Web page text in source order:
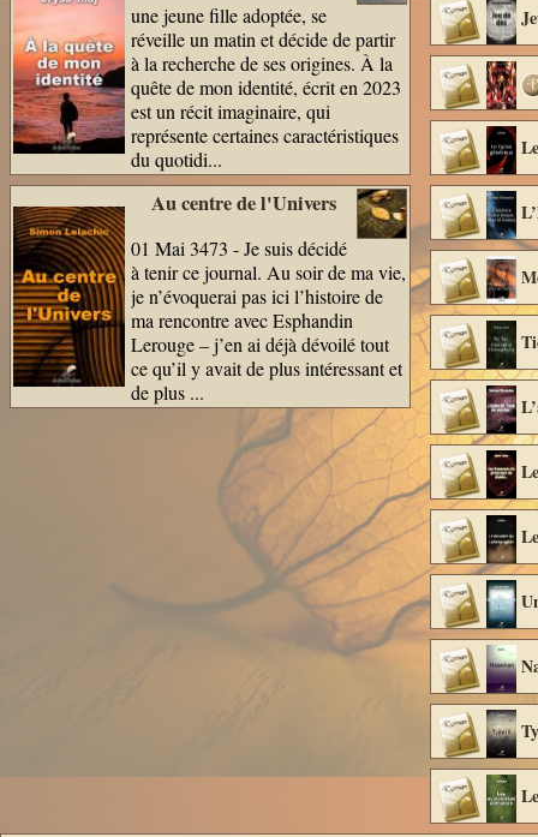
une jeune fille adoptée, se
réveille un matin et décide de partir
à la recherche de ses origines. À la
quête de mon identité, écrit en 2023
est un récit imaginaire, qui
représente certaines caractéristiques
du quotidi...
Au centre de l'Univers
01 Mai 3473 - Je suis décidé
à tenir ce journal. Au soir de ma vie,
je n’évoquerai pas ici l’histoire de
ma rencontre avec Esphandin
Lerouge – j’en ai déjà dévoilé tout
ce qu’il y avait de plus intéressant et
de plus ...
(47 pages)
pages)
pages)